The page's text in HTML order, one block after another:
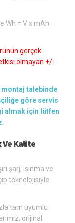
Wh = V x mAh
gerçek
olmayan +/-
montaj talebinde
göre servis
almak için lütfen
Ve Kalite
şarj, ısınma ve
teknolojisiyle
tam uyumlu
orijinal